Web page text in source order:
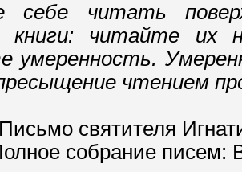
себе читать
книги: читайте их
умеренность.
чтением
Письмо святителя
собрание писем: